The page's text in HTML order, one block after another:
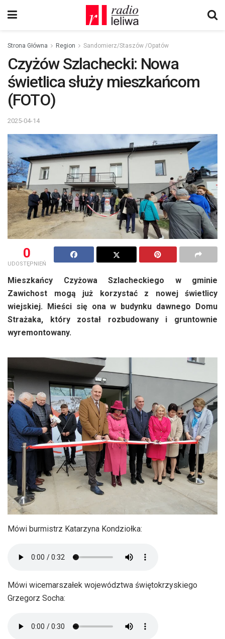
Strona Główna Region Sandomierz/Staszów /Opatów
Czyżów Szlachecki: Nowa
świetlica służy mieszkańcom
(FOTO)
2025-04-14
0
UDOSTĘPNIEŃ
Mieszkańcy Czyżowa Szlacheckiego w gminie
Zawichost mogą już korzystać z nowej świetlicy
wiejskiej. Mieści się ona w budynku dawnego Domu
Strażaka, który został rozbudowany i gruntownie
wyremontowany.
Mówi burmistrz Katarzyna Kondziołka:
Mówi wicemarszałek województwa świętokrzyskiego
Grzegorz Socha: